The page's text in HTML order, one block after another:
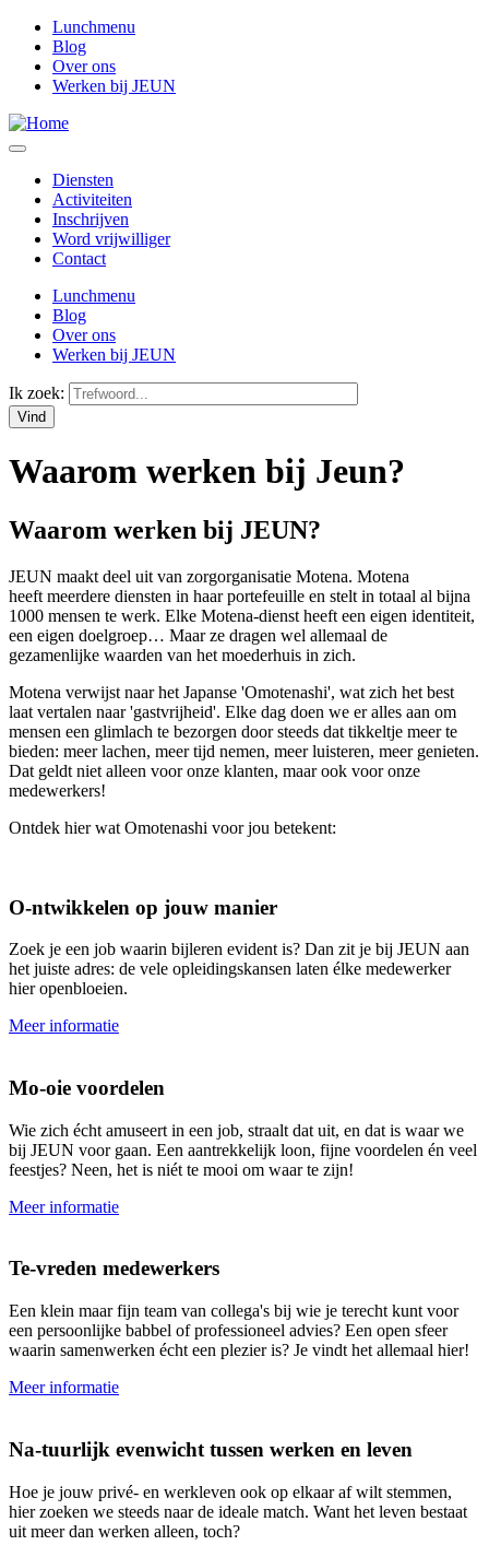
Lunchmenu
Blog
Over ons
Werken bij JEUN
Diensten
Activiteiten
Inschrijven
Word vrijwilliger
Contact
Lunchmenu
Blog
Over ons
Werken bij JEUN
Ik zoek:
Waarom werken bij Jeun?
Waarom werken bij JEUN?
JEUN maakt deel uit van zorgorganisatie Motena. Motena
heeft meerdere diensten in haar portefeuille en stelt in totaal al bijna
1000 mensen te werk. Elke Motena-dienst heeft een eigen identiteit,
een eigen doelgroep… Maar ze dragen wel allemaal de
gezamenlijke waarden van het moederhuis in zich.
Motena verwijst naar het Japanse 'Omotenashi', wat zich het best
laat vertalen naar 'gastvrijheid'. Elke dag doen we er alles aan om
mensen een glimlach te bezorgen door steeds dat tikkeltje meer te
bieden: meer lachen, meer tijd nemen, meer luisteren, meer genieten.
Dat geldt niet alleen voor onze klanten, maar ook voor onze
medewerkers!
Ontdek hier wat Omotenashi voor jou betekent:
O-ntwikkelen op jouw manier
Zoek je een job waarin bijleren evident is? Dan zit je bij JEUN aan
het juiste adres: de vele opleidingskansen laten élke medewerker
hier openbloeien.
Meer informatie
Mo-oie voordelen
Wie zich écht amuseert in een job, straalt dat uit, en dat is waar we
bij JEUN voor gaan. Een aantrekkelijk loon, fijne voordelen én veel
feestjes? Neen, het is niét te mooi om waar te zijn!
Meer informatie
Te-vreden medewerkers
Een klein maar fijn team van collega's bij wie je terecht kunt voor
een persoonlijke babbel of professioneel advies? Een open sfeer
waarin samenwerken écht een plezier is? Je vindt het allemaal hier!
Meer informatie
Na-tuurlijk evenwicht tussen werken en leven
Hoe je jouw privé- en werkleven ook op elkaar af wilt stemmen,
hier zoeken we steeds naar de ideale match. Want het leven bestaat
uit meer dan werken alleen, toch?